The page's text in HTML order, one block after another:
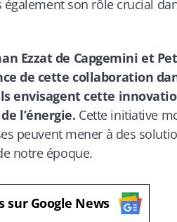
son rôle crucial
Ezzat de Capgemini et
de cette collaboration
envisagent cette
l’énergie. Cette initiative
peuvent mener à des
notre époque.
sur Google News